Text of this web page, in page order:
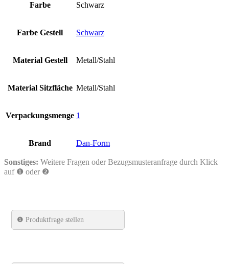
Farbe Schwarz
Farbe Gestell Schwarz
Material Gestell Metall/Stahl
Material Sitzfläche Metall/Stahl
Verpackungsmenge 1
Brand Dan-Form
Sonstiges: Weitere Fragen oder Bezugsmusteranfrage durch Klick
auf ❶ oder ❷
❶ Produktfrage stellen